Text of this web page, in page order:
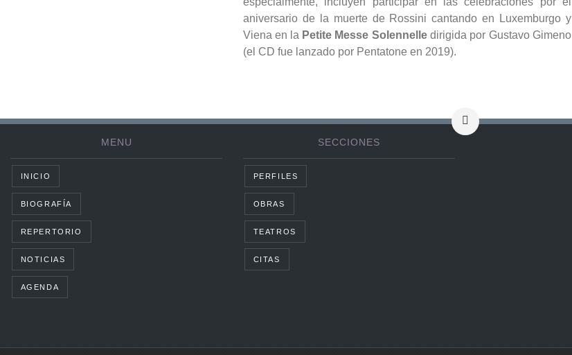
aniversario de la muerte de Rossini cantando en Luxemburgo y
Viena en la Petite Messe Solennelle dirigida por Gustavo Gimeno
(el CD fue lanzado por Pentatone en 2019).
MENU
INICIO
BIOGRAFÍA
REPERTORIO
NOTICIAS
AGENDA
SECCIONES
PERFILES
OBRAS
TEATROS
CITAS